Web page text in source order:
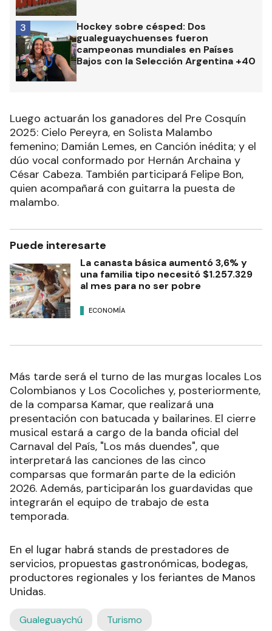
Hockey sobre césped: Dos
gualeguaychuenses fueron
campeonas mundiales en Países
Bajos con la Selección Argentina +40
3
Luego actuarán los ganadores del Pre Cosquín
2025: Cielo Pereyra, en Solista Malambo
femenino; Damián Lemes, en Canción inédita; y el
dúo vocal conformado por Hernán Archaina y
César Cabeza. También participará Felipe Bon,
quien acompañará con guitarra la puesta de
malambo.
Puede interesarte
La canasta básica aumentó 3,6% y
una familia tipo necesitó $1.257.329
al mes para no ser pobre
ECONOMÍA
Más tarde será el turno de las murgas locales Los
Colombianos y Los Cocoliches y, posteriormente,
de la comparsa Kamar, que realizará una
presentación con batucada y bailarines. El cierre
musical estará a cargo de la banda oficial del
Carnaval del País, "Los más duendes", que
interpretará las canciones de las cinco
comparsas que formarán parte de la edición
2026. Además, participarán los guardavidas que
integrarán el equipo de trabajo de esta
temporada.
En el lugar habrá stands de prestadores de
servicios, propuestas gastronómicas, bodegas,
productores regionales y los feriantes de Manos
Unidas.
Gualeguaychú Turismo